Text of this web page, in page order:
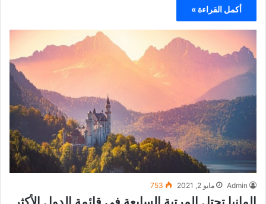
أكمل القراءة »
Admin مايو 2, 2021 753